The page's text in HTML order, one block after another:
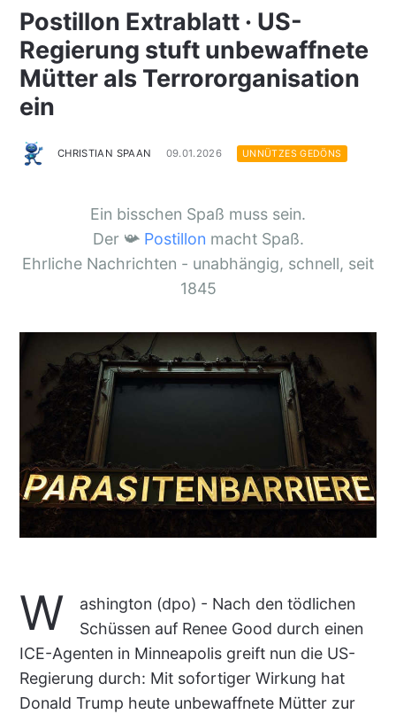
Postillon Extrablatt · US-
Regierung stuft unbewaffnete
Mütter als Terrororganisation
ein
CHRISTIAN SPAAN 09.01.2026 UNNÜTZES GEDÖNS
Ein bisschen Spaß muss sein.
Der 📯 Postillon macht Spaß.
Ehrliche Nachrichten - unabhängig, schnell, seit
1845
W
ashington (dpo) - Nach den tödlichen
Schüssen auf Renee Good durch einen
ICE-Agenten in Minneapolis greift nun die US-
Regierung durch: Mit sofortiger Wirkung hat
Donald Trump heute unbewaffnete Mütter zur